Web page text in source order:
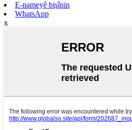
E-nameyê bişînin
WhatsApp
x